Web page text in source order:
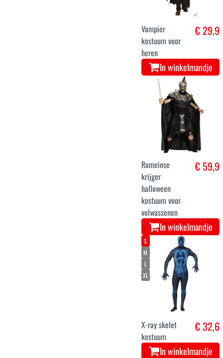
Vampier
kostuum voor
heren
€ 29,9
In winkelmandje
Romeinse
krijger
halloween
kostuum voor
volwassenen
€ 59,9
In winkelmandje
S
M
L
XL
X-ray skelet
kostuum
€ 32,6
In winkelmandje